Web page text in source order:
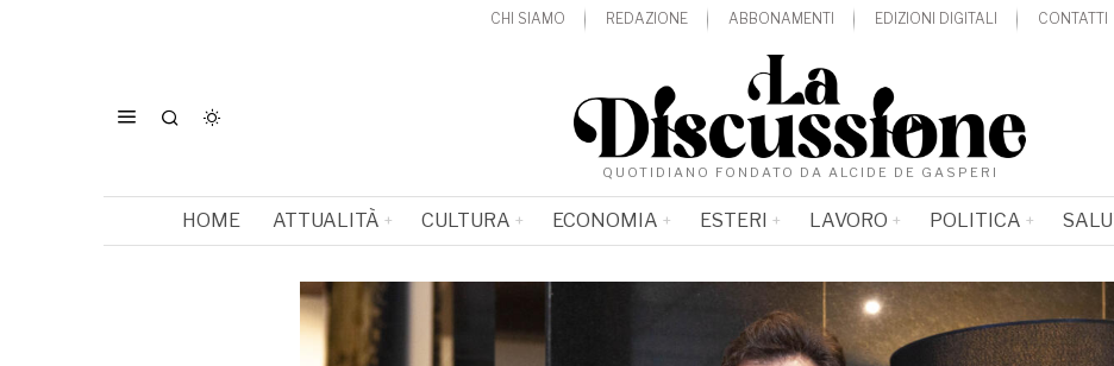
CHI SIAMO REDAZIONE ABBONAMENTI EDIZIONI DIGITALI CONTATTI
QUOTIDIANO FONDATO DA ALCIDE DE GASPERI
HOME ATTUALITÀ CULTURA ECONOMIA ESTERI LAVORO POLITICA